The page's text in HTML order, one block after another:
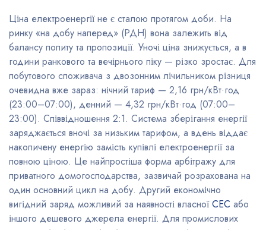
Ціна електроенергії не є сталою протягом доби. На
ринку «на добу наперед» (РДН) вона залежить від
балансу попиту та пропозиції. Уночі ціна знижується, а в
години ранкового та вечірнього піку — різко зростає. Для
побутового споживача з двозонним лічильником різниця
очевидна вже зараз: нічний тариф — 2,16 грн/кВт·год
(23:00–07:00), денний — 4,32 грн/кВт·год (07:00–
23:00). Співвідношення 2:1. Система зберігання енергії
заряджається вночі за низьким тарифом, а вдень віддає
накопичену енергію замість купівлі електроенергії за
повною ціною. Це найпростіша форма арбітражу для
приватного домогосподарства, зазвичай розрахована на
один основний цикл на добу. Другий економічно
вигідний заряд можливий за наявності власноїСЕС або
іншого дешевого джерела енергії. Для промислових